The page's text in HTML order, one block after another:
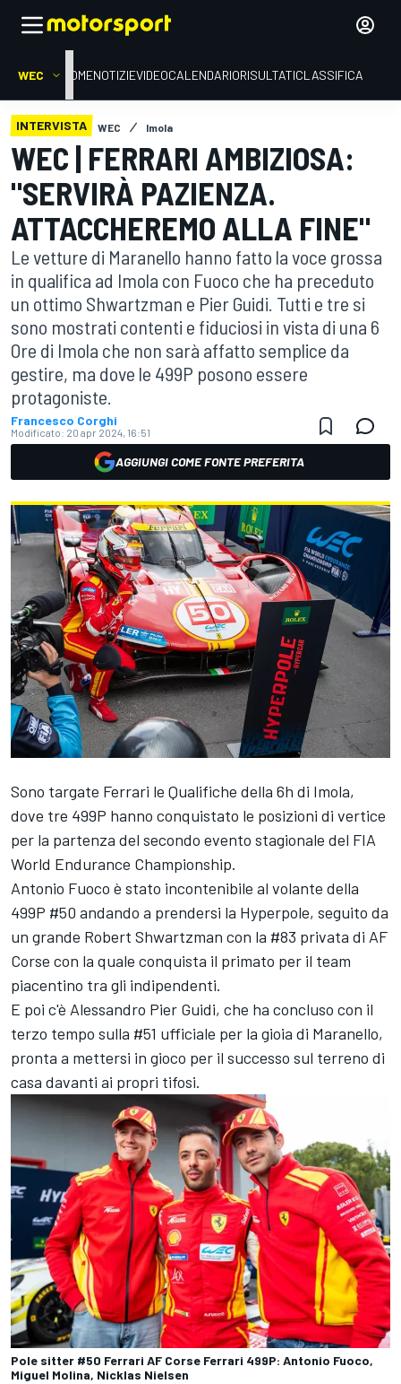
WEC HOMENOTIZIEVIDEOCALENDARIORISULTATICLASSIFICA
INTERVISTA WEC Imola
WEC | FERRARI AMBIZIOSA:
"SERVIRÀ PAZIENZA.
ATTACCHEREMO ALLA FINE"
Le vetture di Maranello hanno fatto la voce grossa
in qualifica ad Imola con Fuoco che ha preceduto
un ottimo Shwartzman e Pier Guidi. Tutti e tre si
sono mostrati contenti e fiduciosi in vista di una 6
Ore di Imola che non sarà affatto semplice da
gestire, ma dove le 499P posono essere
protagoniste.
Francesco Corghi
Modificato: 20 apr 2024, 16:51
AGGIUNGI COME FONTE PREFERITA
Sono targate Ferrari le Qualifiche della 6h di Imola,
dove tre 499P hanno conquistato le posizioni di vertice
per la partenza del secondo evento stagionale del FIA
World Endurance Championship.
Antonio Fuoco è stato incontenibile al volante della
499P #50 andando a prendersi la Hyperpole, seguito da
un grande Robert Shwartzman con la #83 privata di AF
Corse con la quale conquista il primato per il team
piacentino tra gli indipendenti.
E poi c'è Alessandro Pier Guidi, che ha concluso con il
terzo tempo sulla #51 ufficiale per la gioia di Maranello,
pronta a mettersi in gioco per il successo sul terreno di
casa davanti ai propri tifosi.
Pole sitter #50 Ferrari AF Corse Ferrari 499P: Antonio Fuoco,
Miguel Molina, Nicklas Nielsen